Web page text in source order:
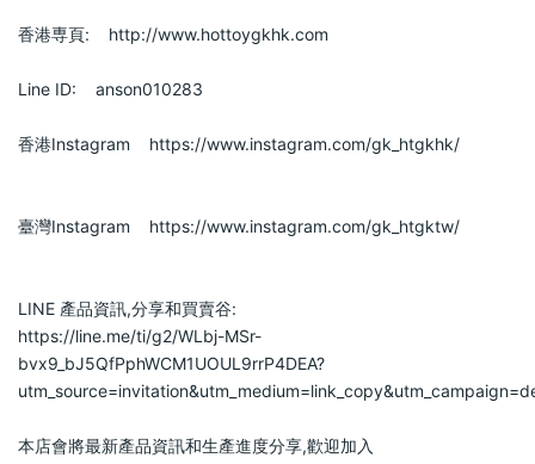
香港専頁:    http://www.hottoygkhk.com
Line ID:    anson010283
香港Instagram    https://www.instagram.com/gk_htgkhk/
臺灣Instagram    https://www.instagram.com/gk_htgktw/
LINE 產品資訊,分享和買賣谷:
https://line.me/ti/g2/WLbj-MSr-
bvx9_bJ5QfPphWCM1UOUL9rrP4DEA?
本店會將最新產品資訊和生產進度分享,歡迎加入